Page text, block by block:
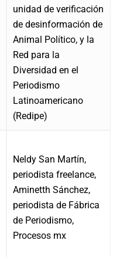
unidad de verificación
de desinformación de
Animal Político, y la
Red para la
Diversidad en el
Periodismo
Latinoamericano
(Redipe)
Neldy San Martín,
periodista freelance,
Aminetth Sánchez,
periodista de Fábrica
de Periodismo,
Procesos mx